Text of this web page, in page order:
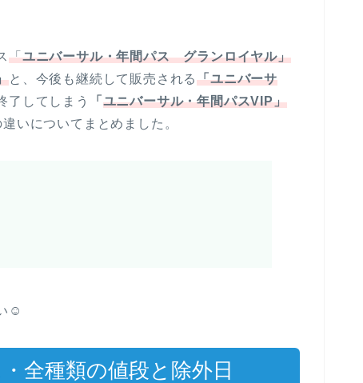
「ユニバーサル・年間パス グランロイヤル」
と、今後も継続して販売される「ユニバーサ
了してしまう 「 ユニバーサル・年間パスVIP」
いについてまとめました。
☺
全種類の値段と除外日